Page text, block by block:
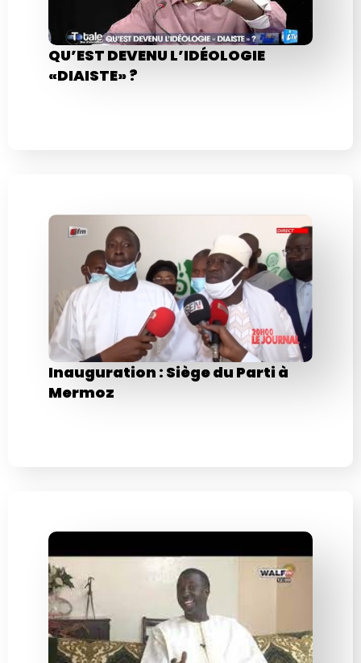
QU’EST DEVENU L’IDÉOLOGIE
«DIAISTE» ?
Inauguration : Siège du Parti à
Mermoz